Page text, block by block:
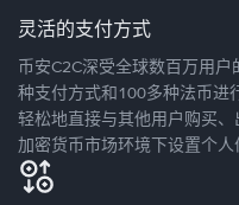
灵活的支付方式
币安C2C深受全球数百万用
种支付方式和100多种法币进
轻松地直接与其他用户购买
加密货币市场环境下设置个人